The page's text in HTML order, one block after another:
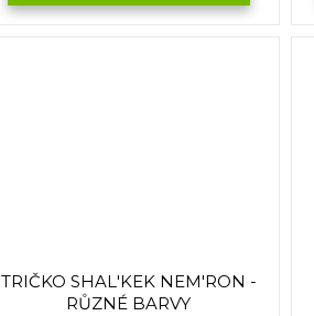
TRIČKO SHAL'KEK NEM'RON -
RŮZNÉ BARVY